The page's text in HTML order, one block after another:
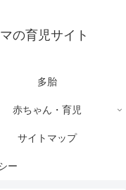
の育児サイト
多胎
赤ちゃん・育児
サイトマップ
ー